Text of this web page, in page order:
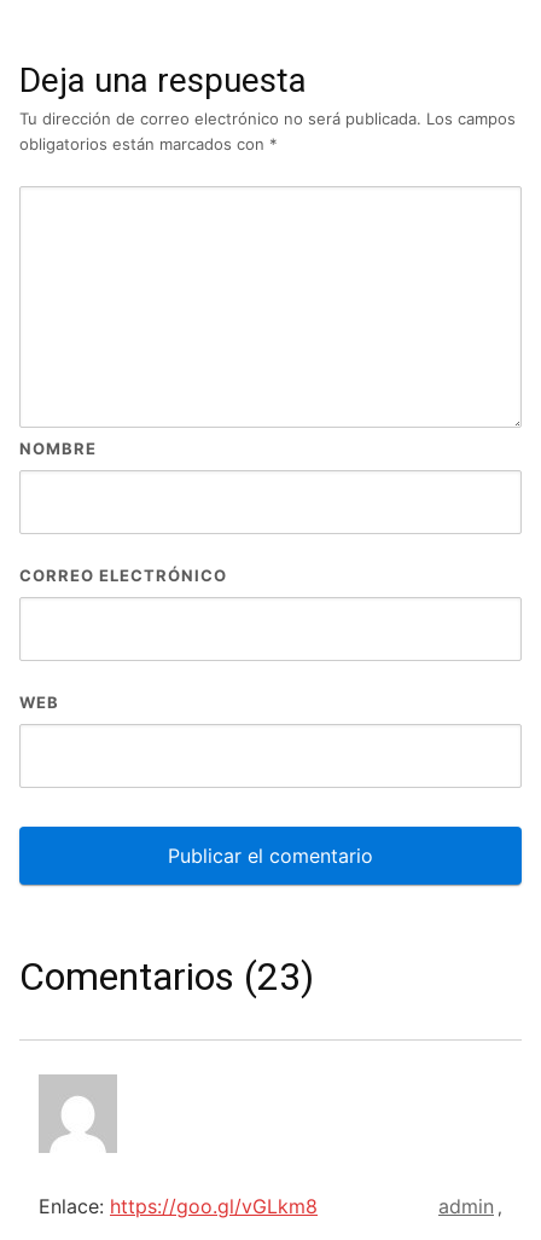
Deja una respuesta
Tu dirección de correo electrónico no será publicada. Los campos
obligatorios están marcados con *
NOMBRE
CORREO ELECTRÓNICO
WEB
Comentarios (23)
admin ,
Enlace: https://goo.gl/vGLkm8